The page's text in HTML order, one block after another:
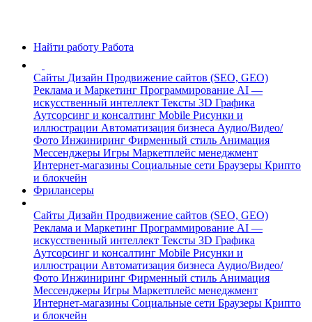
Найти работу Работа
Сайты Дизайн Продвижение сайтов (SEO, GEO)
Реклама и Маркетинг Программирование AI —
искусственный интеллект Тексты 3D Графика
Аутсорсинг и консалтинг Mobile Рисунки и
иллюстрации Автоматизация бизнеса Аудио/Видео/
Фото Инжиниринг Фирменный стиль Анимация
Мессенджеры Игры Маркетплейс менеджмент
Интернет-магазины Социальные сети Браузеры Крипто
и блокчейн
Фрилансеры
Сайты Дизайн Продвижение сайтов (SEO, GEO)
Реклама и Маркетинг Программирование AI —
искусственный интеллект Тексты 3D Графика
Аутсорсинг и консалтинг Mobile Рисунки и
иллюстрации Автоматизация бизнеса Аудио/Видео/
Фото Инжиниринг Фирменный стиль Анимация
Мессенджеры Игры Маркетплейс менеджмент
Интернет-магазины Социальные сети Браузеры Крипто
и блокчейн